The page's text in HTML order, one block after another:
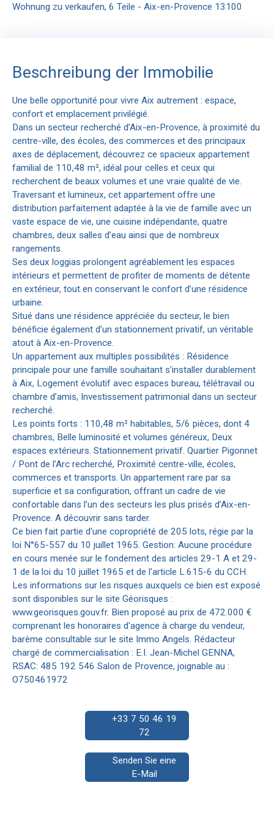
Wohnung zu verkaufen, 6 Teile - Aix-en-Provence 13100
Beschreibung der Immobilie
Une belle opportunité pour vivre Aix autrement : espace,
confort et emplacement privilégié.
Dans un secteur recherché d’Aix-en-Provence, à proximité du
centre-ville, des écoles, des commerces et des principaux
axes de déplacement, découvrez ce spacieux appartement
familial de 110,48 m², idéal pour celles et ceux qui
recherchent de beaux volumes et une vraie qualité de vie.
Traversant et lumineux, cet appartement offre une
distribution parfaitement adaptée à la vie de famille avec un
vaste espace de vie, une cuisine indépendante, quatre
chambres, deux salles d’eau ainsi que de nombreux
rangements.
Ses deux loggias prolongent agréablement les espaces
intérieurs et permettent de profiter de moments de détente
en extérieur, tout en conservant le confort d’une résidence
urbaine.
Situé dans une résidence appréciée du secteur, le bien
bénéficie également d’un stationnement privatif, un véritable
atout à Aix-en-Provence.
Un appartement aux multiples possibilités : Résidence
principale pour une famille souhaitant s’installer durablement
à Aix, Logement évolutif avec espaces bureau, télétravail ou
chambre d’amis, Investissement patrimonial dans un secteur
recherché.
Les points forts : 110,48 m² habitables, 5/6 pièces, dont 4
chambres, Belle luminosité et volumes généreux, Deux
espaces extérieurs. Stationnement privatif. Quartier Pigonnet
/ Pont de l’Arc recherché, Proximité centre-ville, écoles,
commerces et transports. Un appartement rare par sa
superficie et sa configuration, offrant un cadre de vie
confortable dans l’un des secteurs les plus prisés d’Aix-en-
Provence. A découvrir sans tarder.
Ce bien fait partie d'une copropriété de 205 lots, régie par la
loi N°65-557 du 10 juillet 1965. Gestion: Aucune procédure
en cours menée sur le fondement des articles 29-1 A et 29-
1 de la loi du 10 juillet 1965 et de l'article L.615-6 du CCH.
Les informations sur les risques auxquels ce bien est exposé
sont disponibles sur le site Géorisques :
www.georisques.gouv.fr. Bien proposé au prix de 472.000 €
comprenant les honoraires d'agence à charge du vendeur,
barème consultable sur le site Immo Angels. Rédacteur
chargé de commercialisation : E.I. Jean-Michel GENNA,
RSAC: 485 192 546 Salon de Provence, joignable au :
O750461972
+33 7 50 46 19
72
Senden Sie eine
E-Mail